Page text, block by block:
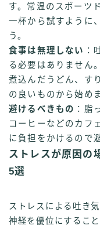
す。常温のスポーツ
一杯から試すように
う。
食事は無理しない ：
る必要はありません
煮込んだうどん、す
の良いものから始め
避けるべきもの ：脂
コーヒーなどのカフ
に負担をかけるので
ストレスが原因の
5選
ストレスによる吐き
神経を優位にするこ